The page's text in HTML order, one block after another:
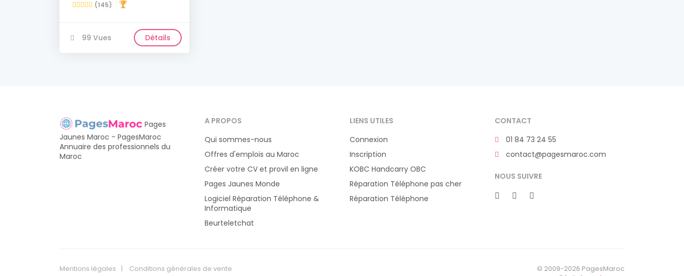
(145)
99 Vues Détails
Pages
Jaunes Maroc - PagesMaroc
Annuaire des professionnels du
Maroc
A PROPOS
Qui sommes-nous
Offres d'emplois au Maroc
Créer votre CV et provil en ligne
Pages Jaunes Monde
Logiciel Réparation Téléphone &
Informatique
Beurteletchat
LIENS UTILES
Connexion
Inscription
KOBC Handcarry OBC
Réparation Téléphone pas cher
Réparation Téléphone
CONTACT
01 84 73 24 55
contact@pagesmaroc.com
NOUS SUIVRE
Mentions légales Conditions générales de vente
© 2009-2026 PagesMaroc